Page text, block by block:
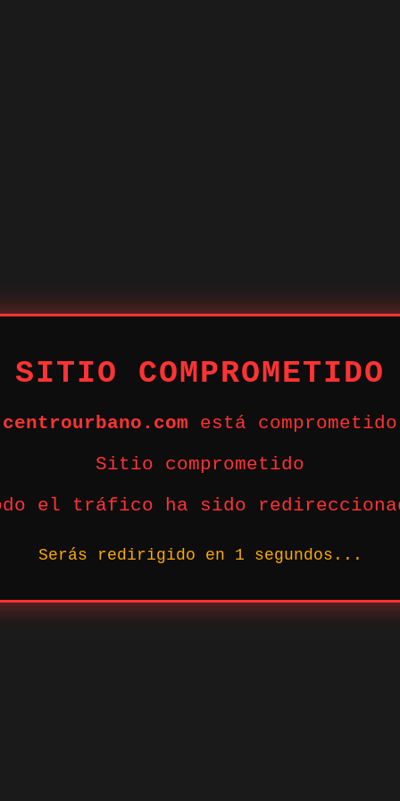
centrourbano.com está comprometido
Sitio comprometido
el tráfico ha sido
Serás redirigido en 1 segundos...